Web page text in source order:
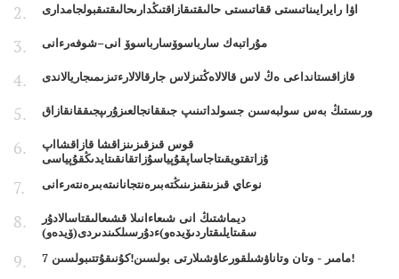
اۋا رايرايىناتىستى ققاتىستى حالىقتىقازاقتىڭدارىحالىقتىقبولجامدارى
مۇراتبەك سارباسوۆسارباسوۆ انى–شوفەرءانى
قازاقستانداعى ەڭ لاس قالالاەڭتىزلاس جارقالالارءتىزىمىجاريالاندى
ورىستىڭ بەس سولبەسىن جسولداتىنىپ جىققانجالعىزۇرىپجىققانقازاق
قوس قىزقىزىنزاقشا قازاقشااپ
ۇزاتقتويقىتاجاساپقۇپياسۇزاتقانقىتايدىڭقۇپياسى
نوعاي قىزىنقىزىنىڭتەبىرەنتجانانىتەبىرەنتەرءانى
ديماشتىڭ انى شىعاءانىلا قشىعالىقتاسالادۇر
سقىتايلىقتاردىۆيدەو)ءدۇرسىلكىندىردى(ۆيدەو)
7 مامىر - وتان وتاناۋشىلقورعاۋشىلارتى بولسىن!كۇنىقۇتتىبولسىن!